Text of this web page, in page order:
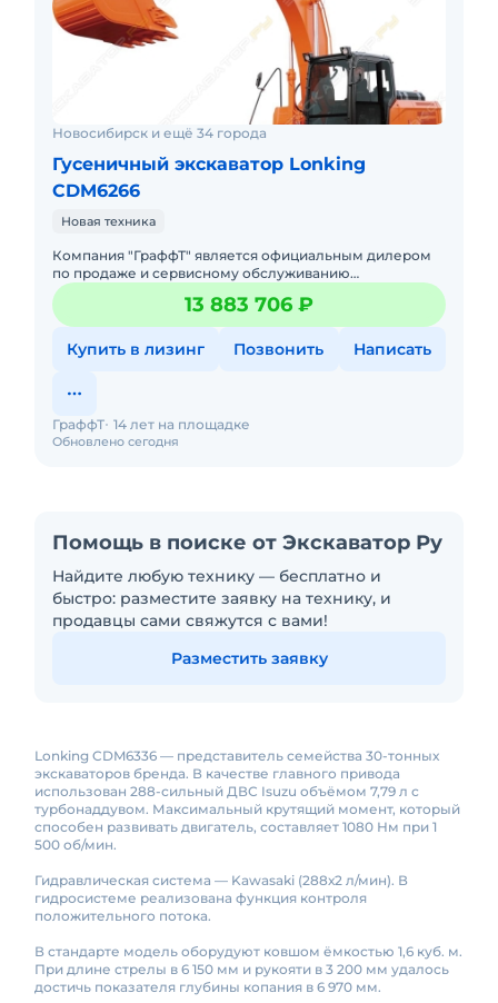
Новосибирск и ещё 34 города
Гусеничный экскаватор Lonking
CDM6266
Новая техника
Компания "ГраффТ" является официальным дилером
по продаже и сервисному обслуживанию
экскаваторов Lonking.Предлагаем вам Гусеничный
экскаватор Lonking CDM6266и д
13 883 706 ₽
Купить в лизинг Позвонить Написать
Обновлено сегодня
ГраффТ 14 лет на площадке
Помощь в поиске от Экскаватор Ру
Найдите любую технику — бесплатно и
быстро: разместите заявку на технику, и
продавцы сами свяжутся с вами!
Разместить заявку
Lonking CDM6336 — представитель семейства 30-тонных
экскаваторов бренда. В качестве главного привода
использован 288-сильный ДВС Isuzu объёмом 7,79 л с
турбонаддувом. Максимальный крутящий момент, который
способен развивать двигатель, составляет 1080 Нм при 1
500 об/мин.
Гидравлическая система — Kawasaki (288х2 л/мин). В
гидросистеме реализована функция контроля
положительного потока.
В стандарте модель оборудуют ковшом ёмкостью 1,6 куб. м.
При длине стрелы в 6 150 мм и рукояти в 3 200 мм удалось
достичь показателя глубины копания в 6 970 мм.